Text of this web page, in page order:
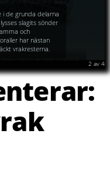
i de grunda delarna
slagits sönder
och
har nästan
vrakresterna.
2 av 4